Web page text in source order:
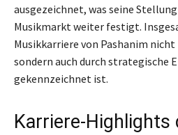
ausgezeichnet, was seine
Musikmarkt weiter festigt.
Musikkarriere von Pashanim
sondern auch durch strategische
gekennzeichnet ist.
Karriere-Highlights